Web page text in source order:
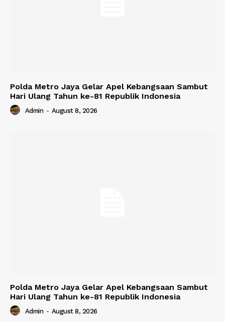
Polda Metro Jaya Gelar Apel Kebangsaan Sambut
Hari Ulang Tahun ke-81 Republik Indonesia
Admin - August 8, 2026
Polda Metro Jaya Gelar Apel Kebangsaan Sambut
Hari Ulang Tahun ke-81 Republik Indonesia
Admin - August 8, 2026